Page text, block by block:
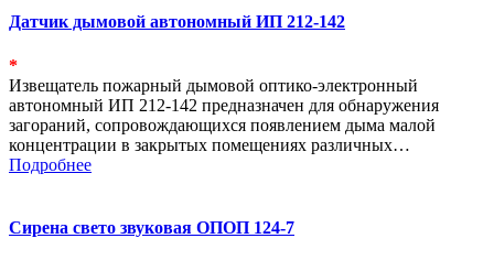
Датчик дымовой автономный ИП 212-142
*
Извещатель пожарный дымовой оптико-электронный
автономный ИП 212-142 предназначен для обнаружения
загораний, сопровождающихся появлением дыма малой
концентрации в закрытых помещениях различных…
Подробнее
Сирена свето звуковая ОПОП 124-7